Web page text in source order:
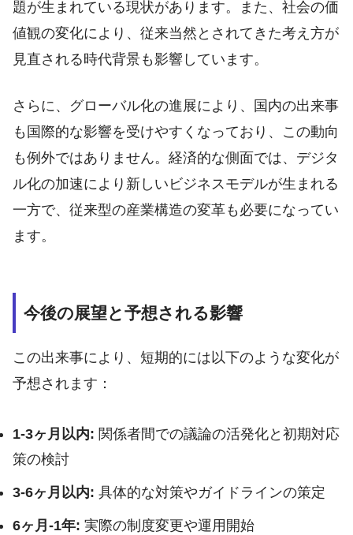
題が生まれている現状があります。また、社会の価
値観の変化により、従来当然とされてきた考え方が
見直される時代背景も影響しています。
さらに、グローバル化の進展により、国内の出来事
も国際的な影響を受けやすくなっており、この動向
も例外ではありません。経済的な側面では、デジタ
ル化の加速により新しいビジネスモデルが生まれる
一方で、従来型の産業構造の変革も必要になってい
ます。
今後の展望と予想される影響
この出来事により、短期的には以下のような変化が
予想されます：
1-3ヶ月以内: 関係者間での議論の活発化と初期対応
策の検討
3-6ヶ月以内: 具体的な対策やガイドラインの策定
6ヶ月-1年: 実際の制度変更や運用開始